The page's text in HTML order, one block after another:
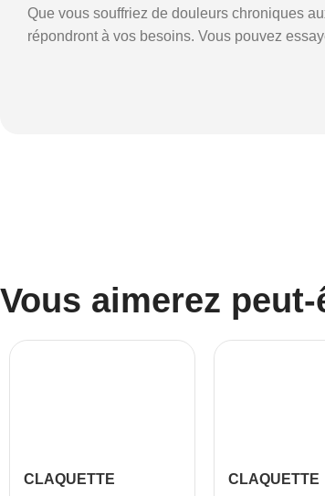
Que vous souffriez de douleurs chroniques
répondront à vos besoins. Vous pouvez
Vous aimerez
CLAQUETTE
CLAQUETTE